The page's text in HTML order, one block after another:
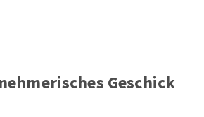
Geschick